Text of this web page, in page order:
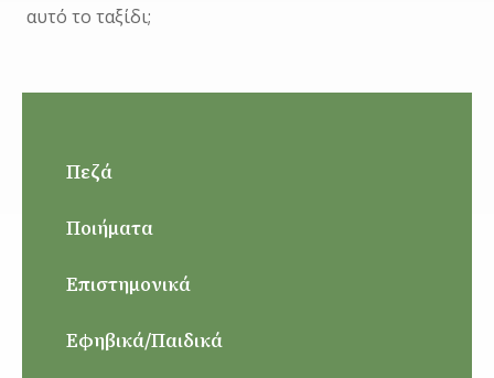
Πεζά
Ποιήματα
Επιστημονικά
Εφηβικά/Παιδικά
αυτό το ταξίδι;